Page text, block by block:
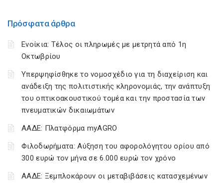
Πρόσφατα άρθρα
Ενοίκια: Τέλος οι πληρωμές με μετρητά από 1η
Οκτωβρίου
Υπερψηφίσθηκε το νομοσχέδιο για τη διαχείριση και
ανάδειξη της πολιτιστικής κληρονομιάς, την ανάπτυξη
του οπτικοακουστικού τομέα και την προστασία των
πνευματικών δικαιωμάτων
ΑΑΔΕ: Πλατφόρμα myAGRO
Φιλοδωρήματα: Αύξηση του αφορολόγητου ορίου από
300 ευρώ τον μήνα σε 6.000 ευρώ τον χρόνο
ΑΑΔΕ: Ξεμπλοκάρουν οι μεταβιβάσεις κατασχεμένων